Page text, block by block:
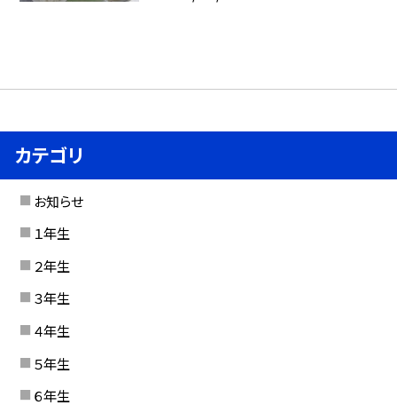
カテゴリ
お知らせ
１年生
２年生
３年生
４年生
５年生
６年生